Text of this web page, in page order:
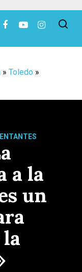
» Toledo »
a la
un